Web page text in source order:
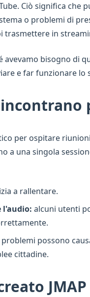
Ciò significa che
o problemi di
trasmettere in
bisogno di
e far funzionare lo
per ospitare
a una singola
a rallentare.
l'audio: alcuni utenti
possono
cittadine.